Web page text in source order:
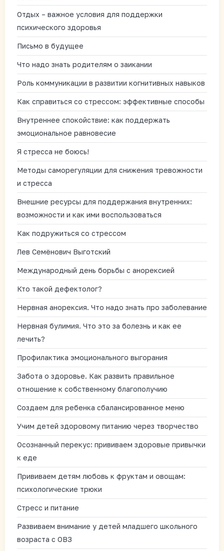
Отдых – важное условия для поддержки
психического здоровья
Письмо в будущее
Что надо знать родителям о заикании
Роль коммуникации в развитии когнитивных навыков
Как справиться со стрессом: эффективные способы
Внутреннее спокойствие: как поддержать
эмоциональное равновесие
Я стресса не боюсь!
Методы саморегуляции для снижения тревожности
и стресса
Внешние ресурсы для поддержания внутренних:
возможности и как ими воспользоваться
Как подружиться со стрессом
Лев Семёнович Выготский
Международный день борьбы с анорексией
Кто такой дефектолог?
Нервная анорексия. Что надо знать про заболевание
Нервная булимия. Что это за болезнь и как ее
лечить?
Профилактика эмоционального выгорания
Забота о здоровье. Как развить правильное
отношение к собственному благополучию
Создаем для ребенка сбалансированное меню
Учим детей здоровому питанию через творчество
Осознанный перекус: прививаем здоровые привычки
к еде
Прививаем детям любовь к фруктам и овощам:
психологические трюки
Стресс и питание
Развиваем внимание у детей младшего школьного
возраста с ОВЗ